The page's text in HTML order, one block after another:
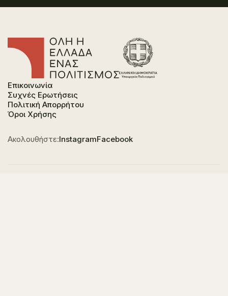
Επικοινωνία
Συχνές Ερωτήσεις
Πολιτική Απορρήτου
Όροι Χρήσης
Ακολουθήστε:InstagramFacebook